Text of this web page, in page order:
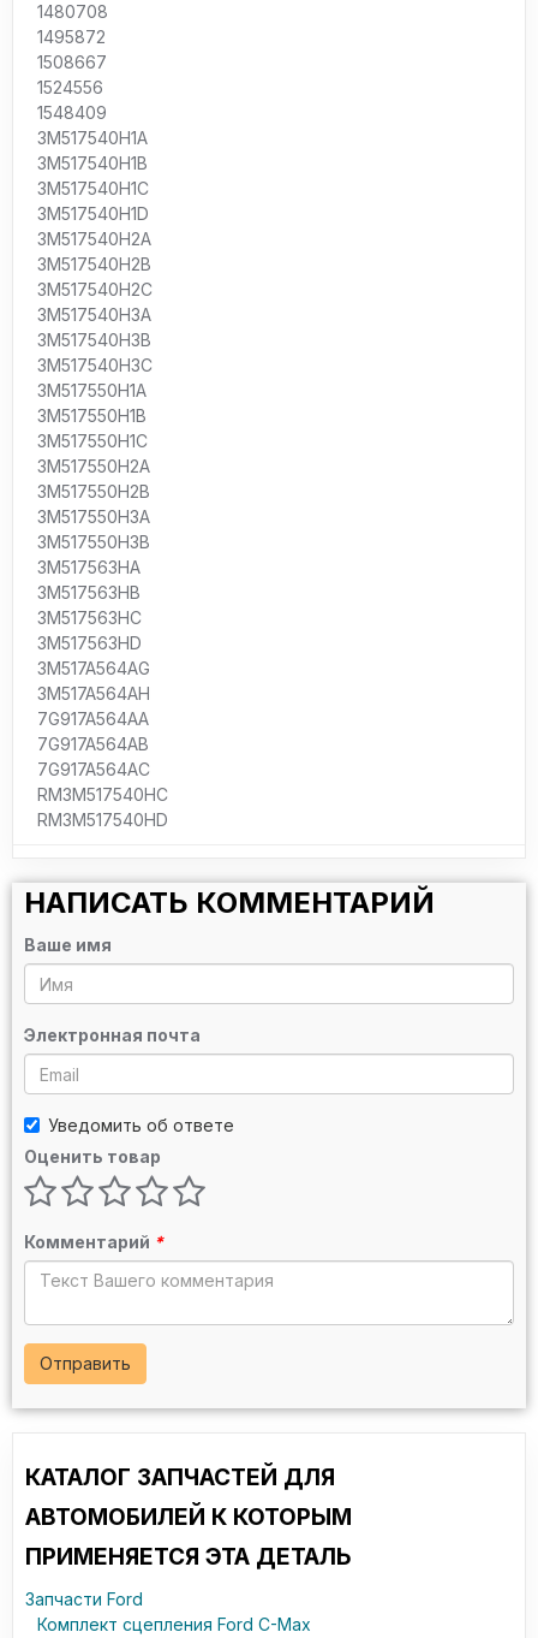
1480708
1495872
1508667
1524556
1548409
3M517540H1A
3M517540H1B
3M517540H1C
3M517540H1D
3M517540H2A
3M517540H2B
3M517540H2C
3M517540H3A
3M517540H3B
3M517540H3C
3M517550H1A
3M517550H1B
3M517550H1C
3M517550H2A
3M517550H2B
3M517550H3A
3M517550H3B
3M517563HA
3M517563HB
3M517563HC
3M517563HD
3M517A564AG
3M517A564AH
7G917A564AA
7G917A564AB
7G917A564AC
RM3M517540HC
RM3M517540HD
НАПИСАТЬ КОММЕНТАРИЙ
Ваше имя
Электронная почта
Уведомить об ответе
Оценить товар
Комментарий *
Отправить
КАТАЛОГ ЗАПЧАСТЕЙ ДЛЯ
АВТОМОБИЛЕЙ К КОТОРЫМ
ПРИМЕНЯЕТСЯ ЭТА ДЕТАЛЬ
Запчасти Ford
Комплект сцепления Ford C-Max